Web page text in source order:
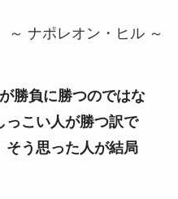
～ ナポレオン・ヒル ～
勝負に勝つのではな
っこい人が勝つ訳で
そう思った人が結局